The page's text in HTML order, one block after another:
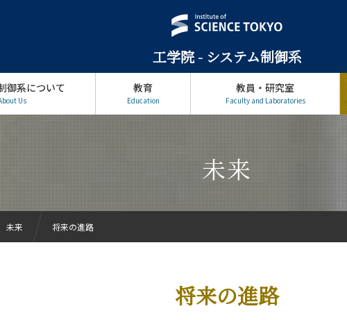
工学院 - システム制御系
御系について
Us
教育
Education
教員・研究室
Faculty and Laboratories
未来
将来の進路
未来 将来の進路